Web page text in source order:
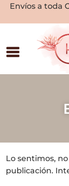
Envíos a toda
Lo sentimos,
publicación.